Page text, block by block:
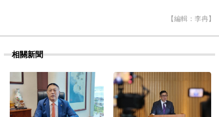
【編輯：李冉】
相關新聞